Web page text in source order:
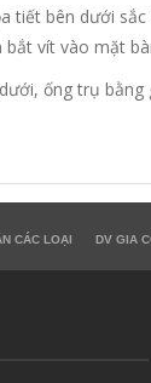
tiết bên dưới
bắt vít vào mặt
ống trụ
CÁC LOẠI DV GIA